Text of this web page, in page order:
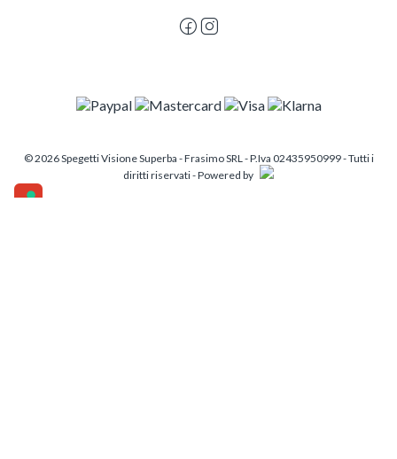
© 2026 Spegetti Visione Superba - Frasimo SRL - P.Iva 02435950999 - Tutti i
diritti riservati - Powered by